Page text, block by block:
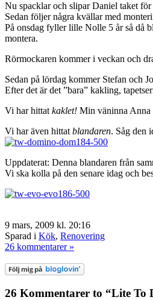
Nu spacklar och slipar Daniel taket
Sedan följer några kvällar med
På onsdag fyller lille Nolle 5 år så då
montera.
Rörmockaren kommer i veckan och
Sedan på lördag kommer Stefan och
Efter det är det ”bara” kakling,
Vi har hittat kaklet! Min väninna Anna
Vi har även hittat blandaren. Såg den
Uppdaterat: Denna blandaren från
Vi ska kolla på den senare idag och
9 mars, 2009 kl. 20:16
Sparad i Kök, Renovering
26 kommentarer »
26 Kommentarer to “Lite To